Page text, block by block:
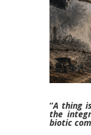
“A thing
the
biotic